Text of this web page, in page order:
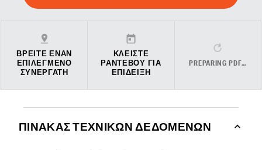
ΒΡΕΊΤΕ ΈΝΑΝ
ΕΠΙΛΕΓΜΈΝΟ
ΣΥΝΕΡΓΆΤΗ
ΚΛΕΊΣΤΕ
ΡΑΝΤΕΒΟΎ ΓΙΑ
ΕΠΊΔΕΙΞΗ
PREPARING PDF…
ΠΊΝΑΚΑΣ ΤΕΧΝΙΚΏΝ ΔΕΔΟΜΈΝΩΝ